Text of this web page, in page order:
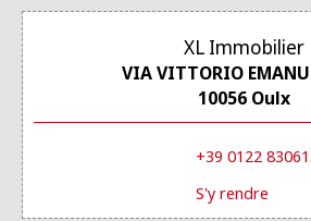
XL Immobilier
VIA VITTORIO
10056 Oulx
+39 0122
S'y rendre